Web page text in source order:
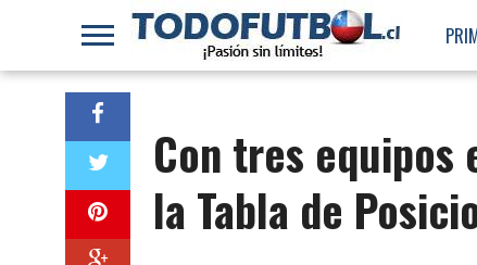
Con tres
la Tabla de